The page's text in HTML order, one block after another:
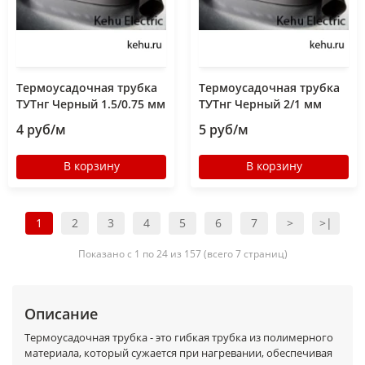
Термоусадочная трубка
ТУТнг Черный 1.5/0.75 мм
4 руб/м
В корзину
Термоусадочная трубка
ТУТнг Черный 2/1 мм
5 руб/м
В корзину
1 2 3 4 5 6 7 > >|
Показано с 1 по 24 из 157 (всего 7 страниц)
Описание
Термоусадочная трубка - это гибкая трубка из полимерного
материала, который сужается при нагревании, обеспечивая